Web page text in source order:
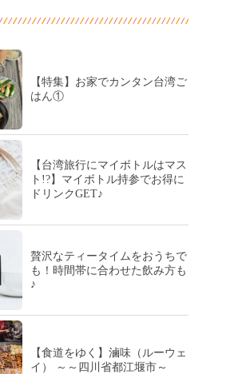
【特集】お家でカンタン台湾ご
はん①
【台湾旅行にマイボトルはマス
ト!?】マイボトル持参でお得に
ドリンクGET♪
贅沢なティータイムをおうちで
も！時間帯に合わせた飲み方も
♪
【食道をゆく】滷味（ルーウェ
イ） ～～四川省都江堰市～